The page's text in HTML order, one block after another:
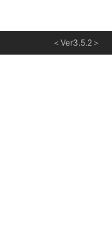
＜Ver3.5.2＞